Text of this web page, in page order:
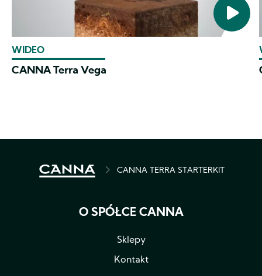
WIDEO
CANNA Terra Vega
BREADCRUMBCANNA TERRA STARTERKIT
O SPÓŁCE CANNA
Sklepy
Kontakt